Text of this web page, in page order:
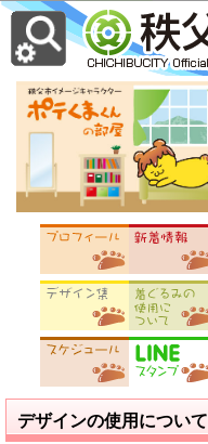
デザインの使用について